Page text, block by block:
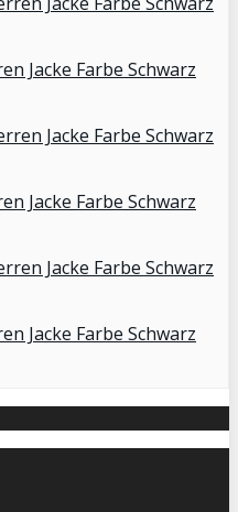
Jacke Farbe Schwarz
Jacke Farbe Schwarz
Jacke Farbe Schwarz